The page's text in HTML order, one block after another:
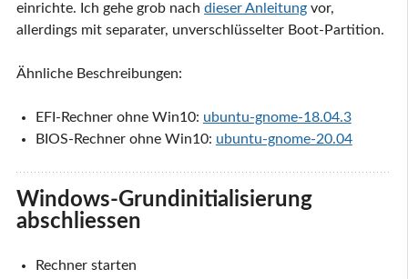
einrichte. Ich gehe grob nach dieser Anleitung vor,
allerdings mit separater, unverschlüsselter Boot-Partition.
Ähnliche Beschreibungen:
EFI-Rechner ohne Win10: ubuntu-gnome-18.04.3
BIOS-Rechner ohne Win10: ubuntu-gnome-20.04
Windows-Grundinitialisierung
abschliessen
Rechner starten